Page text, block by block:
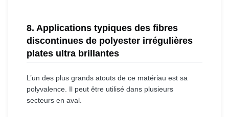
8. Applications typiques des fibres
discontinues de polyester irrégulières
plates ultra brillantes
L’un des plus grands atouts de ce matériau est sa
polyvalence. Il peut être utilisé dans plusieurs
secteurs en aval.